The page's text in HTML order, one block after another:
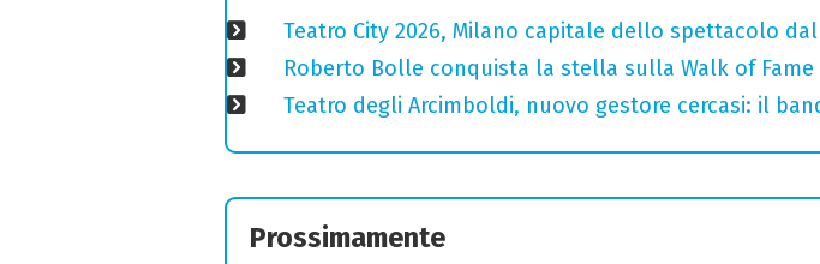
Teatro City 2026, Milano capitale dello spettacolo
Roberto Bolle conquista la stella sulla Walk of
Teatro degli Arcimboldi, nuovo gestore cercasi: il
Prossimamente